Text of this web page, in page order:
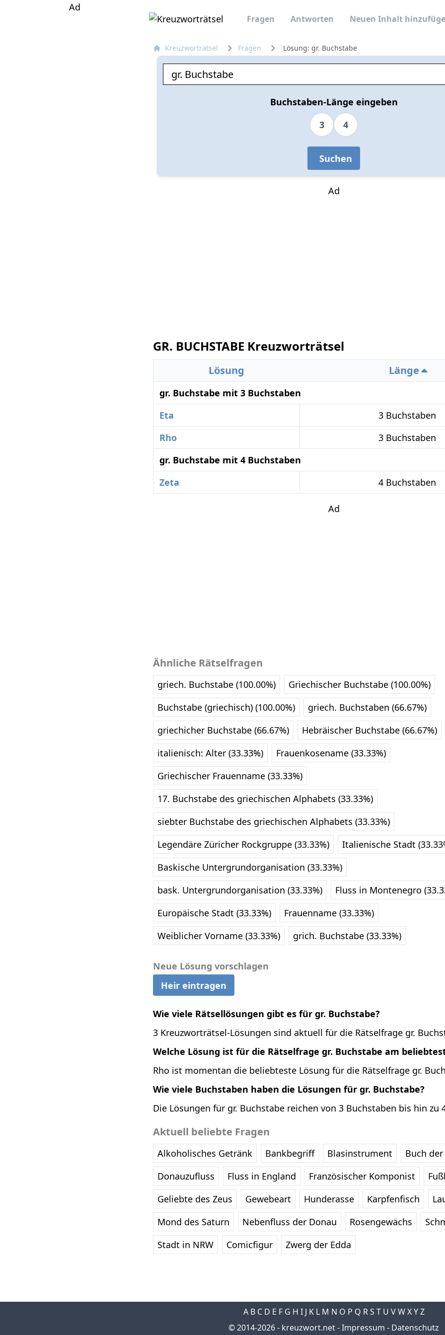
Fragen Antworten Neuen Inhalt
Ad
Kreuzworträtsel Fragen Lösung: gr. Buchstabe
Buchstaben-Länge eingeben
3
4
Suchen
Ad
GR. BUCHSTABE Kreuzworträtsel
Lösung Länge
gr. Buchstabe mit 3 Buchstaben
Eta
3 Buchstaben
Rho
3 Buchstaben
gr. Buchstabe mit 4 Buchstaben
Zeta
4 Buchstaben
Ad
Ähnliche Rätselfragen
griech. Buchstabe (100.00%)
Griechischer Buchstabe (100.00%)
Buchstabe (griechisch) (100.00%)
griech. Buchstaben (66.67%)
griechicher Buchstabe (66.67%)
Hebräischer Buchstabe (66.67%)
italienisch: Alter (33.33%)
Frauenkosename (33.33%)
Griechischer Frauenname (33.33%)
17. Buchstabe des griechischen Alphabets (33.33%)
siebter Buchstabe des griechischen Alphabets (33.33%)
Legendäre Züricher Rockgruppe (33.33%)
Italienische Stadt
Baskische Untergrundorganisation (33.33%)
bask. Untergrundorganisation (33.33%)
Fluss in Montenegro
Europäische Stadt (33.33%)
Frauenname (33.33%)
Weiblicher Vorname (33.33%)
grich. Buchstabe (33.33%)
Neue Lösung vorschlagen
Heir eintragen
Wie viele Rätsellösungen gibt es für gr. Buchstabe?
3 Kreuzworträtsel-Lösungen sind aktuell für die Rätselfrage gr.
Welche Lösung ist für die Rätselfrage gr. Buchstabe am
Rho ist momentan die beliebteste Lösung für die Rätselfrage gr.
Wie viele Buchstaben haben die Lösungen für gr. Buchstabe?
Die Lösungen für gr. Buchstabe reichen von 3 Buchstaben bis hin zu
Aktuell beliebte Fragen
Alkoholisches Getränk Bankbegriff Blasinstrument
Buch
Donauzufluss
Fluss in England Französischer Komponist
Geliebte des Zeus
Gewebeart Hunderasse Karpfenfisch
Mond des Saturn
Nebenfluss der Donau Rosengewächs
Stadt in NRW
Comicfigur Zwerg der Edda
A B C D E F G H I J K L M N O P Q R S T U V W X Y Z
© 2014-2026 - kreuzwort.net-Impressum - Datenschutz